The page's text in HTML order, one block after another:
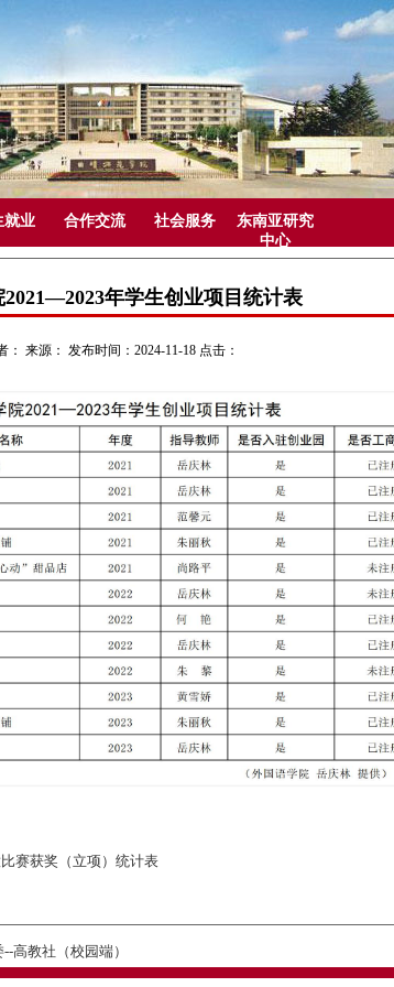
就业 合作交流 社会服务
东南亚研究
中心
年学生创业项目统计表
： 来源： 发布时间：2024-11-18 点击：
赛获奖（立项）统计表
--高教社（校园端）